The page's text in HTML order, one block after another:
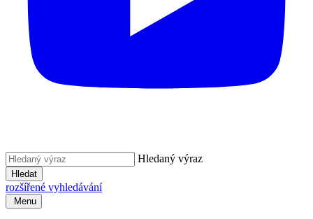
Hledaný výraz
Hledat
rozšířené vyhledávání
Menu